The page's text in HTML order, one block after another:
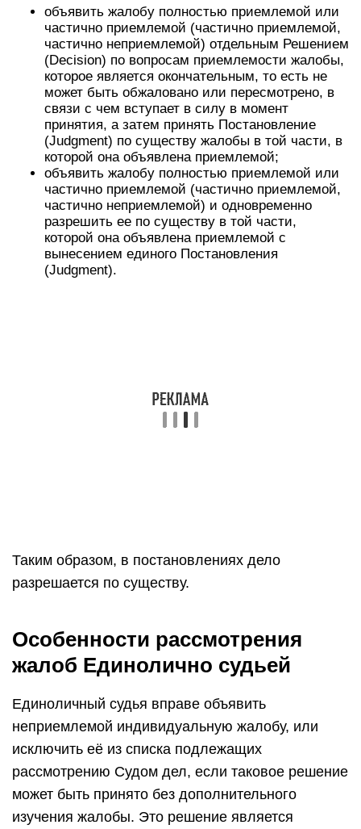
объявить жалобу полностью приемлемой или
частично приемлемой (частично приемлемой,
частично неприемлемой) отдельным Решением
(Decision) по вопросам приемлемости жалобы,
которое является окончательным, то есть не
может быть обжаловано или пересмотрено, в
связи с чем вступает в силу в момент
принятия, а затем принять Постановление
(Judgment) по существу жалобы в той части, в
которой она объявлена приемлемой;
объявить жалобу полностью приемлемой или
частично приемлемой (частично приемлемой,
частично неприемлемой) и одновременно
разрешить ее по существу в той части,
которой она объявлена приемлемой с
вынесением единого Постановления
(Judgment).
Таким образом, в постановлениях дело
разрешается по существу.
Особенности рассмотрения
жалоб Единолично судьей
Единоличный судья вправе объявить
неприемлемой индивидуальную жалобу, или
исключить её из списка подлежащих
рассмотрению Судом дел, если таковое решение
может быть принято без дополнительного
изучения жалобы. Это решение является